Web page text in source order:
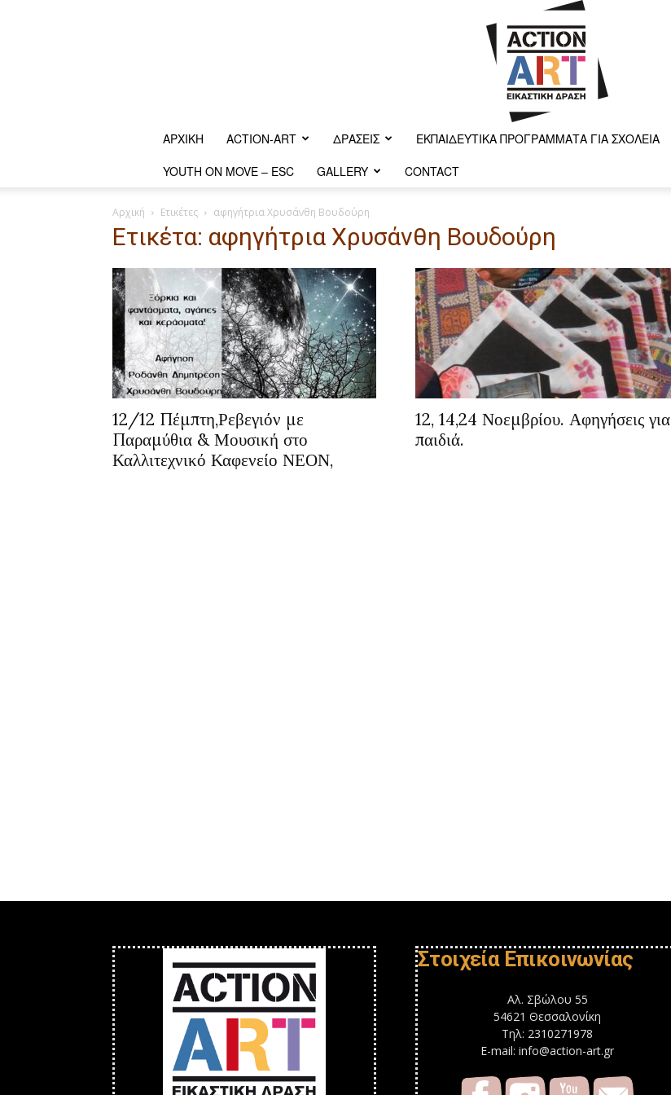
art
ΑΡΧΙΚΗ ACTION-ART ΔΡΆΣΕΙΣ ΕΚΠΑΙΔΕΥΤΙΚΆ ΠΡΟΓΡΆΜΜΑΤΑ ΓΙΑ ΣΧΟΛΕΊΑ
YOUTH ON MOVE – ESC
GALLERY CONTACT
Αρχική Ετικέτες αφηγήτρια Χρυσάνθη Βουδούρη
Ετικέτα: αφηγήτρια Χρυσάνθη Βουδούρη
12/12 Πέμπτη,Ρεβεγιόν με
Παραμύθια & Μουσική στο
Καλλιτεχνικό Καφενείο ΝΕΟΝ,
12, 14,24 Νοεμβρίου. Αφηγήσεις για
παιδιά.
Στοιχεία Επικοινωνίας
Αλ. Σβώλου 55
54621 Θεσσαλονίκη
Τηλ: 2310271978
E-mail: info@action-art.gr